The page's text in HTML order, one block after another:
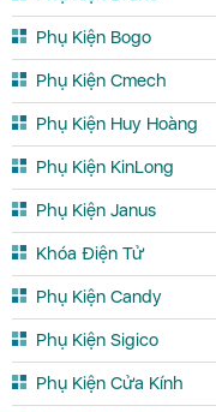
Phụ Kiện Bogo
Phụ Kiện Cmech
Phụ Kiện Huy Hoàng
Phụ Kiện KinLong
Phụ Kiện Janus
Khóa Điện Tử
Phụ Kiện Candy
Phụ Kiện Sigico
Phụ Kiện Cửa Kính